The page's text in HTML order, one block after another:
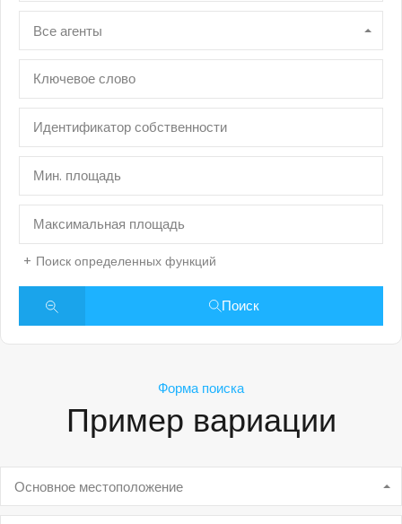
Все агенты
Поиск определенных функций
Поиск
Форма поиска
Пример вариации
Основное местоположение